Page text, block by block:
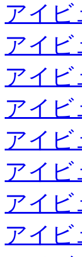
アイビ
アイビ
アイビ
アイビ
アイビ
アイビ
アイビ
アイビ